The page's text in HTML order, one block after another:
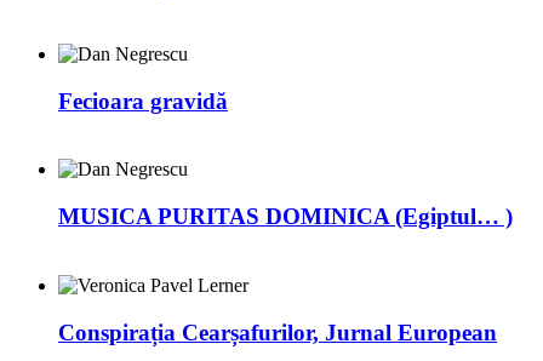
Fecioara gravidă
MUSICA PURITAS DOMINICA (Egiptul… )
Conspirația Cearșafurilor, Jurnal European